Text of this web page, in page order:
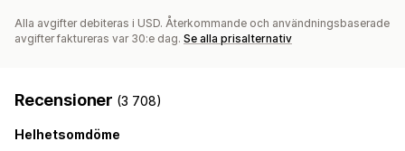
Alla avgifter debiteras i USD. Återkommande och användningsbaserade
avgifter faktureras var 30:e dag. Se alla prisalternativ
Recensioner (3 708)
Helhetsomdöme